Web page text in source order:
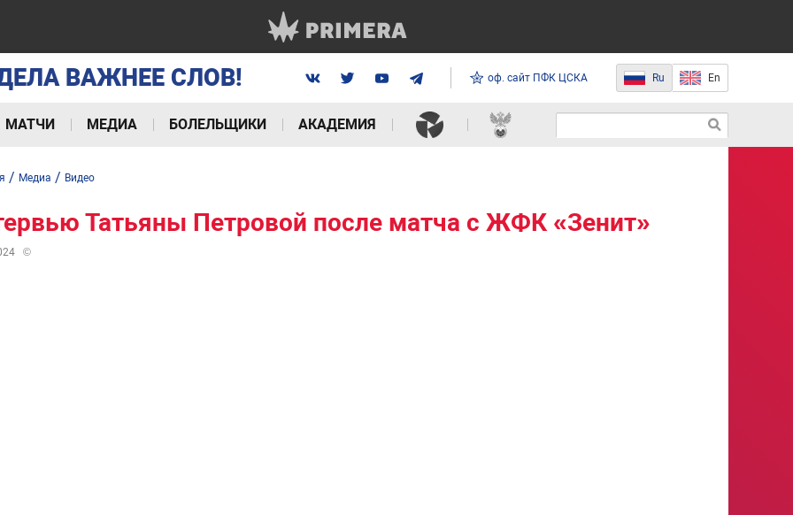
ВАЖНЕЕ СЛОВ! оф. сайт ПФК ЦСКА Ru En
МАТЧИ МЕДИА БОЛЕЛЬЩИКИ АКАДЕМИЯ
/ Медиа / Видео
Татьяны Петровой после матча с ЖФК «Зенит»
©